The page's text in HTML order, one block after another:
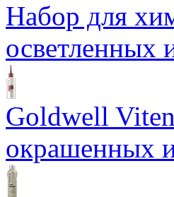
Набор для
осветленных
Goldwell
окрашенных